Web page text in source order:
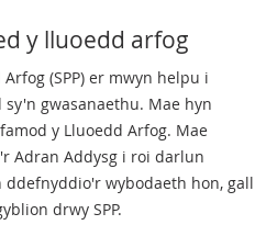
y lluoedd arfog
(SPP) er mwyn helpu i
gwasanaethu. Mae hyn
y Lluoedd Arfog. Mae
Adran Addysg i roi darlun
wybodaeth hon, gall
drwy SPP.